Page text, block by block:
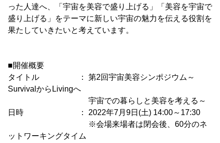
った人達へ、「宇宙を美容で盛り上げる」「美容を宇宙で
盛り上げる」をテーマに新しい宇宙の魅力を伝える役割を
果たしていきたいと考えています。
■開催概要
タイトル ： 第2回宇宙美容シンポジウム～
SurvivalからLivingへ
宇宙での暮らしと美容を考える～
日時 ： 2022年7月9日(土) 14:00～17:30
※会場来場者は閉会後、60分のネ
ットワーキングタイム